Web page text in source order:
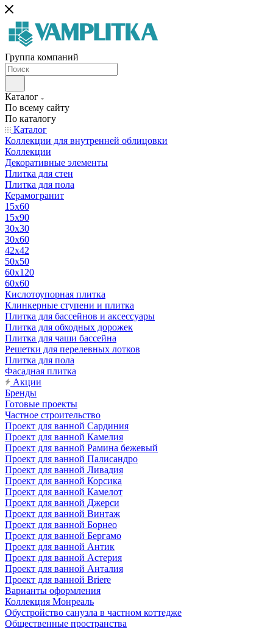
Группа компаний
Каталог
По всему сайту
По каталогу
Каталог
Коллекции для внутренней облицовки
Коллекции
Декоративные элементы
Плитка для стен
Плитка для пола
Керамогранит
15х60
15x90
30х30
30х60
42х42
50х50
60х120
60х60
Кислотоупорная плитка
Клинкерные ступени и плитка
Плитка для бассейнов и аксессуары
Плитка для обходных дорожек
Плитка для чаши бассейна
Решетки для перелевных лотков
Плитка для пола
Фасадная плитка
Акции
Бренды
Готовые проекты
Частное строительство
Проект для ванной Сардиния
Проект для ванной Камелия
Проект для ванной Рамина бежевый
Проект для ванной Палисандро
Проект для ванной Ливадия
Проект для ванной Корсика
Проект для ванной Камелот
Проект для ванной Джерси
Проект для ванной Винтаж
Проект для ванной Борнео
Проект для ванной Бергамо
Проект для ванной Антик
Проект для ванной Астерия
Проект для ванной Анталия
Проект для ванной Briere
Варианты оформления
Коллекция Монреаль
Обустройство санузла в частном коттедже
Общественные пространства